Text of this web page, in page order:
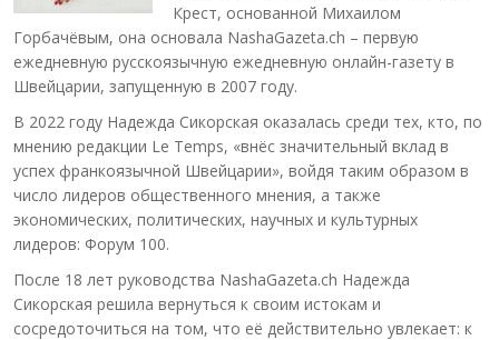
Крест, основанной Михаилом
Горбачёвым, она основала NashaGazeta.ch – первую
ежедневную русскоязычную ежедневную онлайн-газету в
Швейцарии, запущенную в 2007 году.
В 2022 году Надежда Сикорская оказалась среди тех, кто, по
мнению редакции Le Temps, «внёс значительный вклад в
успех франкоязычной Швейцарии», войдя таким образом в
число лидеров общественного мнения, а также
экономических, политических, научных и культурных
лидеров: Форум 100.
После 18 лет руководства NashaGazeta.ch Надежда
Сикорская решила вернуться к своим истокам и
сосредоточиться на том, что её действительно увлекает: к